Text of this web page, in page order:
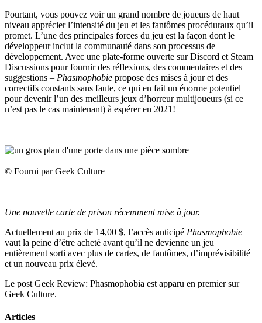
Pourtant, vous pouvez voir un grand nombre de joueurs de haut
niveau apprécier l’intensité du jeu et les fantômes procéduraux qu’il
promet. L’une des principales forces du jeu est la façon dont le
développeur inclut la communauté dans son processus de
développement. Avec une plate-forme ouverte sur Discord et Steam
Discussions pour fournir des réflexions, des commentaires et des
suggestions – Phasmophobie propose des mises à jour et des
correctifs constants sans faute, ce qui en fait un énorme potentiel
pour devenir l’un des meilleurs jeux d’horreur multijoueurs (si ce
n’est pas le cas maintenant) à espérer en 2021!
© Fourni par Geek Culture
Une nouvelle carte de prison récemment mise à jour.
Actuellement au prix de 14,00 $, l’accès anticipé Phasmophobie
vaut la peine d’être acheté avant qu’il ne devienne un jeu
entièrement sorti avec plus de cartes, de fantômes, d’imprévisibilité
et un nouveau prix élevé.
Le post Geek Review: Phasmophobia est apparu en premier sur
Geek Culture.
Articles